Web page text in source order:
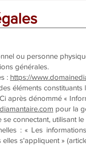
ou personne
générales.
: https://
éléments
après dénommé «
pour la
se connectant, utilisant
: « Les
s'appliquent »